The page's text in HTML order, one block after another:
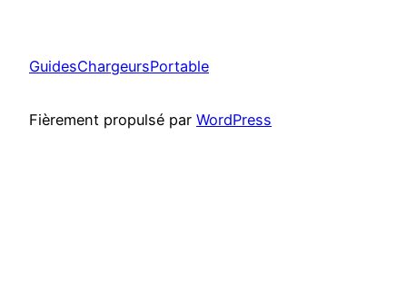
GuidesChargeursPortable
Fièrement propulsé par WordPress